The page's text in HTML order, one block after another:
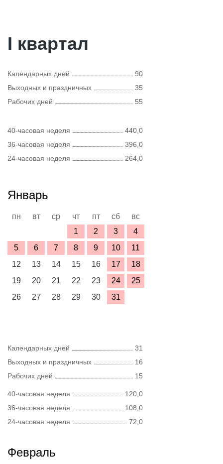
I квартал
Календарных дней
90
Выходных и праздничных
35
Рабочих дней
55
40-часовая неделя
440,0
36-часовая неделя
396,0
24-часовая неделя
264,0
Январь
пн вт ср чт пт сб
вс
1
2 3
4
5
6 7 8 9 10
11
12
13 14 15 16 17
18
19
20 21 22 23 24
25
26
27 28 29 30 31
Календарных дней
31
Выходных и праздничных
16
Рабочих дней
15
40-часовая неделя
120,0
36-часовая неделя
108,0
24-часовая неделя
72,0
Февраль